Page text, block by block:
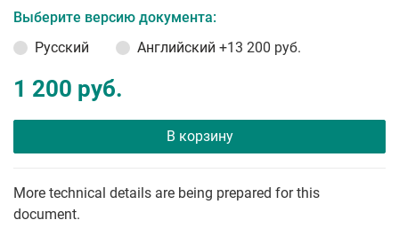
Выберите версию документа:
Русский
Английский +13 200 руб.
1 200 руб.
В корзину
More technical details are being prepared for this
document.